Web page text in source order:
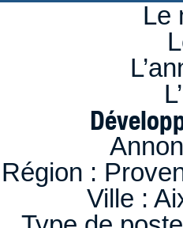
Le
Région :
Ville :